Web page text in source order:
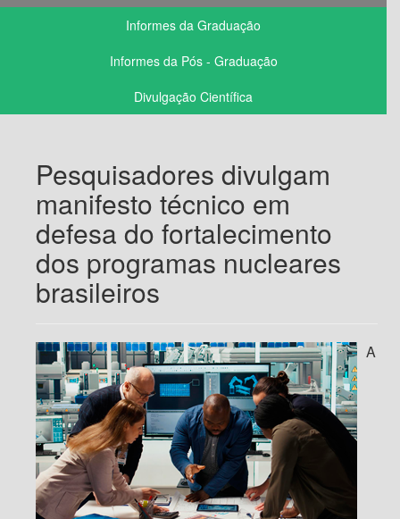
Informes da Graduação
Informes da Pós - Graduação
Divulgação Científica
Pesquisadores divulgam
manifesto técnico em
defesa do fortalecimento
dos programas nucleares
brasileiros
A